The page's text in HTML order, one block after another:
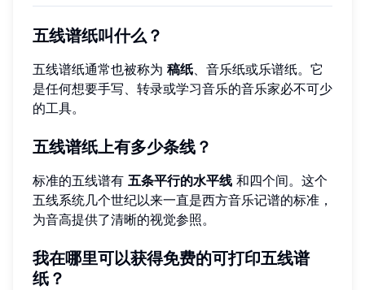
五线谱纸叫什么？
五线谱纸通常也被称为 稿纸、音乐纸或乐谱纸。它
是任何想要手写、转录或学习音乐的音乐家必不可少
的工具。
五线谱纸上有多少条线？
标准的五线谱有 五条平行的水平线 和四个间。这个
五线系统几个世纪以来一直是西方音乐记谱的标准，
为音高提供了清晰的视觉参照。
我在哪里可以获得免费的可打印五线谱
纸？